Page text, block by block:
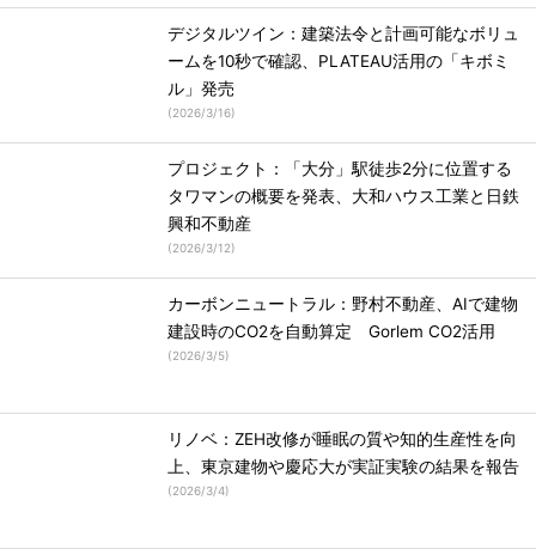
デジタルツイン：建築法令と計画可能なボリュ
ームを10秒で確認、PLATEAU活用の「キボミ
ル」発売
(2026/3/16)
プロジェクト：「大分」駅徒歩2分に位置する
タワマンの概要を発表、大和ハウス工業と日鉄
興和不動産
(2026/3/12)
カーボンニュートラル：野村不動産、AIで建物
建設時のCO2を自動算定 Gorlem CO2活用
(2026/3/5)
リノベ：ZEH改修が睡眠の質や知的生産性を向
上、東京建物や慶応大が実証実験の結果を報告
(2026/3/4)